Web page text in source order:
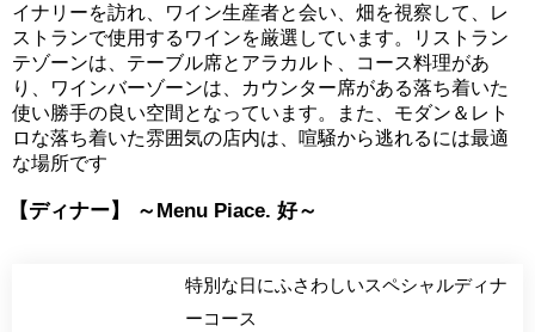
イナリーを訪れ、ワイン生産者と会い、畑を視察して、レ
ストランで使用するワインを厳選しています。リストラン
テゾーンは、テーブル席とアラカルト、コース料理があ
り、ワインバーゾーンは、カウンター席がある落ち着いた
使い勝手の良い空間となっています。また、モダン＆レト
ロな落ち着いた雰囲気の店内は、喧騒から逃れるには最適
な場所です
【ディナー】 ～Menu Piace. 好～
特別な日にふさわしいスペシャルディナ
ーコース